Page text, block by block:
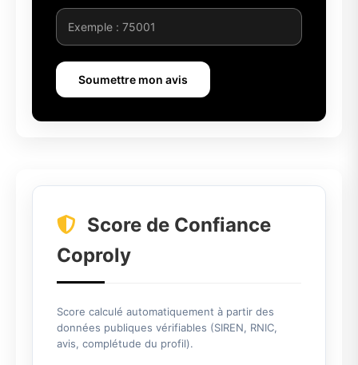
Soumettre mon avis
Score de Confiance
Coproly
Score calculé automatiquement à partir des
données publiques vérifiables (SIREN, RNIC,
avis, complétude du profil).